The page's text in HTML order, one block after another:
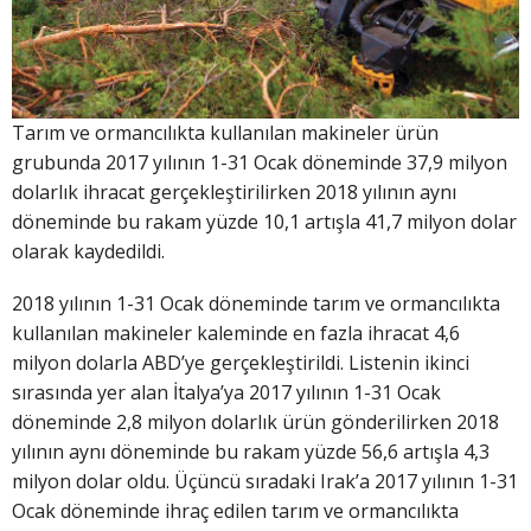
Tarım ve ormancılıkta kullanılan makineler ürün
grubunda 2017 yılının 1-31 Ocak döneminde 37,9 milyon
dolarlık ihracat gerçekleştirilirken 2018 yılının aynı
döneminde bu rakam yüzde 10,1 artışla 41,7 milyon dolar
olarak kaydedildi.
2018 yılının 1-31 Ocak döneminde tarım ve ormancılıkta
kullanılan makineler kaleminde en fazla ihracat 4,6
milyon dolarla ABD’ye gerçekleştirildi. Listenin ikinci
sırasında yer alan İtalya’ya 2017 yılının 1-31 Ocak
döneminde 2,8 milyon dolarlık ürün gönderilirken 2018
yılının aynı döneminde bu rakam yüzde 56,6 artışla 4,3
milyon dolar oldu. Üçüncü sıradaki Irak’a 2017 yılının 1-31
Ocak döneminde ihraç edilen tarım ve ormancılıkta